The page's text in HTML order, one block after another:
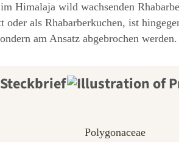
Himalaja wild wachsenden
als Rhabarberkuchen, ist
am Ansatz abgebrochen werden.
Polygonaceae